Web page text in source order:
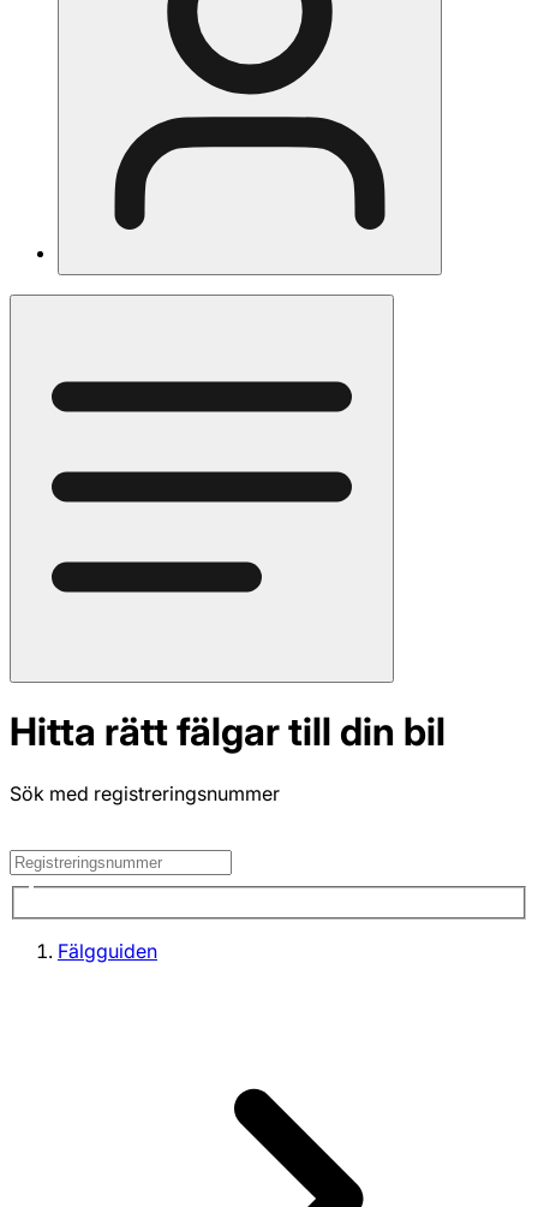
Hitta rätt fälgar till din bil
Sök med registreringsnummer
Fälgguiden